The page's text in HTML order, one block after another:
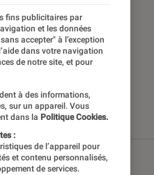
fins publicitaires par
et les données
accepter" à l’exception
dans votre navigation
de notre site, et pour
à des informations,
sur un appareil. Vous
dans la Politique Cookies.
:
de l’appareil pour
et contenu personnalisés,
de services.